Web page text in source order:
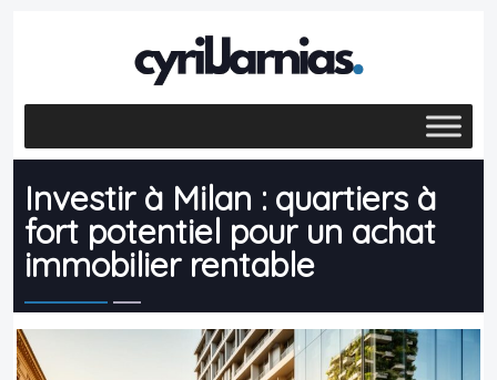
Investir à Milan : quartiers à
fort potentiel pour un achat
immobilier rentable